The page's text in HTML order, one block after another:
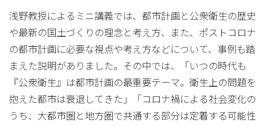
浅野教授によるミニ講義では、都市計画と公衆衛生の歴史
や最新の国土づくりの理念と考え方、また、ポストコロナ
の都市計画に必要な視点や考え方などについて、事例も踏
まえた説明がありました。その中では、「いつの時代も
『公衆衛生』は都市計画の最重要テーマ。衛生上の問題を
抱えた都市は衰退してきた」「コロナ禍による社会変化の
うち、大都市圏と地方圏で共通する部分は定着する可能性